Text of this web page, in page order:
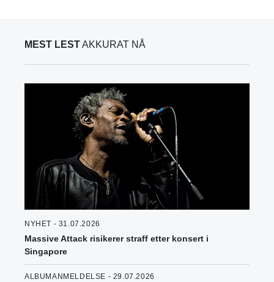
MEST LESTAKKURAT NÅ
NYHET - 31.07.2026
Massive Attack risikerer straff etter konsert i
Singapore
ALBUMANMELDELSE - 29.07.2026